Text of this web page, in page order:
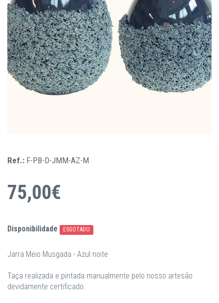
Ref.: F-PB-D-JMM-AZ-M
75,00€
Disponibilidade ESGOTADO
Jarra Meio Musgada - Azul noite
Taça realizada e pintada manualmente pelo nosso artesão
devidamente certificado.